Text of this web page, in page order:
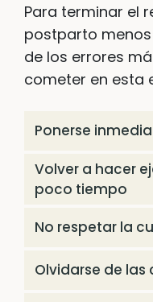
Para terminar el
postparto
de los errores
cometer en esta
Ponerse
Volver a hacer
poco tiempo
No respetar la
Olvidarse de las